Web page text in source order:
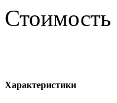
Стоимость
Характеристики